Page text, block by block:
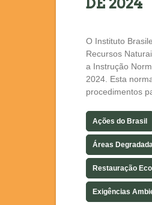
DE 2024
O Instituto
Recursos
a Instrução
2024. Esta
procedimentos
Ações do Brasil
Áreas
Restauração
Exigências